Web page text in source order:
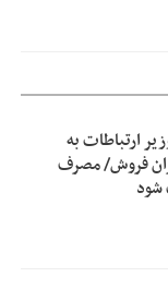
ارتباطات به
فروش/ مصرف
شود